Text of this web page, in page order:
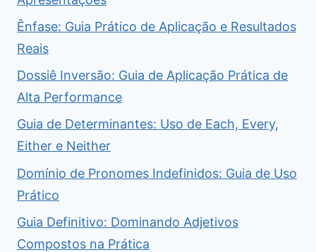
Ênfase: Guia Prático de Aplicação e Resultados
Reais
Dossiê Inversão: Guia de Aplicação Prática de
Alta Performance
Guia de Determinantes: Uso de Each, Every,
Either e Neither
Domínio de Pronomes Indefinidos: Guia de Uso
Prático
Guia Definitivo: Dominando Adjetivos
Compostos na Prática